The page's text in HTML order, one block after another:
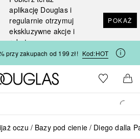
aplikację Douglas i
regularnie otrzymuj
ekskluzywne akcje i
rabaty
POKAŻ
przy zakupach od 199 zł! Kod:HOT
Strona główna Douglas
Do listyDo
oczu Bazy pod cienie Diego dalla